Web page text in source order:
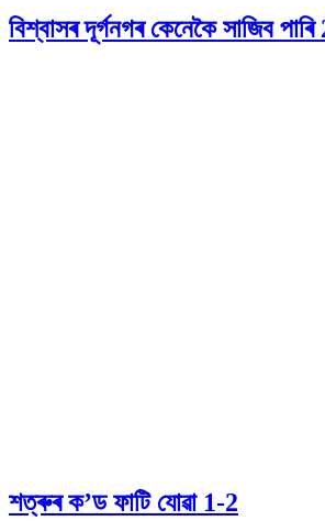
বিশ্বাসৰ দূৰ্গনগৰ কেনেকৈ সাজিব
শত্ৰুৰ ক’ড ফাটি যোৱা 1-2